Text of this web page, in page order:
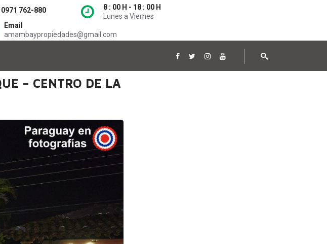
0971 762-880
8 : 00 H - 18 : 00 H
Lunes a Viernes
Email
amambaypropiedades@gmail.com
– CENTRO DE LA